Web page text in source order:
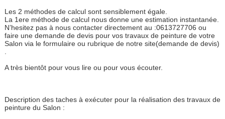
Les 2 méthodes de calcul sont sensiblement égale.
La 1ere méthode de calcul nous donne une estimation instantanée.
N’hesitez pas à nous contacter directement au :0613727706 ou
faire une demande de devis pour vos travaux de peinture de votre
Salon via le formulaire ou rubrique de notre site(demande de devis)
A très bientôt pour vous lire ou pour vous écouter.
Description des taches à exécuter pour la réalisation des travaux de
peinture du Salon :